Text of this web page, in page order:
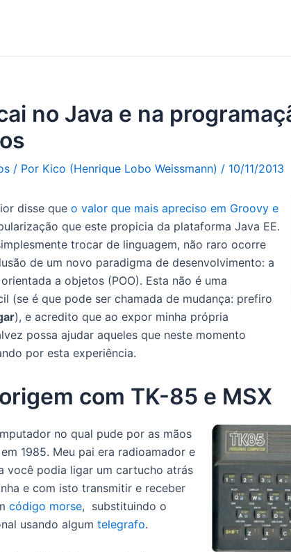
no Java e na
/ Por Kico (Henrique Lobo Weissmann) / 10/11/2013
disse que o valor que mais apreciso em Groovy e
que este propicia da plataforma Java EE.
trocar de linguagem, não raro ocorre
de um novo paradigma de desenvolvimento: a
a objetos (POO). Esta não é uma
(se é que pode ser chamada de mudança: prefiro
), e acredito que ao expor minha própria
possa ajudar aqueles que neste momento
por esta experiência.
com TK-85 e MSX
no qual pude por as mãos
1985. Meu pai era radioamador e
você podia ligar um cartucho atrás
e com isto transmitir e receber
código morse, substituindo o
usando algum telegrafo.